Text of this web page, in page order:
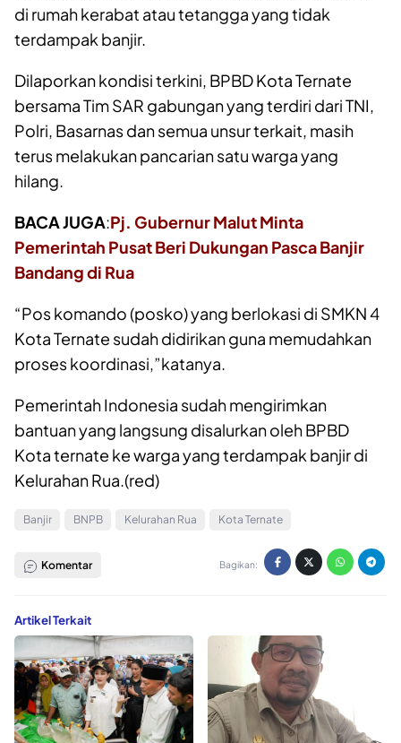
di rumah kerabat atau tetangga yang tidak
terdampak banjir.
Dilaporkan kondisi terkini, BPBD Kota Ternate
bersama Tim SAR gabungan yang terdiri dari TNI,
Polri, Basarnas dan semua unsur terkait, masih
terus melakukan pancarian satu warga yang
hilang.
BACA JUGA:Pj. Gubernur Malut Minta
Pemerintah Pusat Beri Dukungan Pasca Banjir
Bandang di Rua
“Pos komando (posko) yang berlokasi di SMKN 4
Kota Ternate sudah didirikan guna memudahkan
proses koordinasi,”katanya.
Pemerintah Indonesia sudah mengirimkan
bantuan yang langsung disalurkan oleh BPBD
Kota ternate ke warga yang terdampak banjir di
Kelurahan Rua.(red)
Banjir BNPB Kelurahan Rua Kota Ternate
Komentar Bagikan:
Artikel Terkait